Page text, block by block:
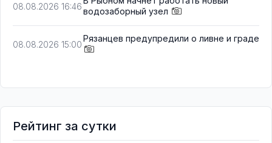
08.08.2026 16:46водозаборный узел
08.08.2026 15:00
Рязанцев предупредили о ливне и граде
Рейтинг за сутки